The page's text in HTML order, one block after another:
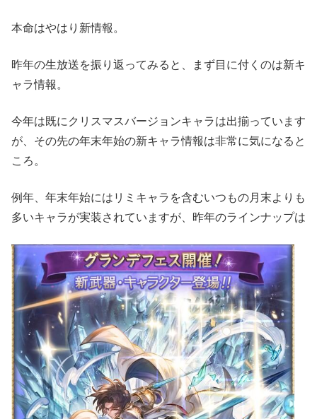
本命はやはり新情報。
昨年の生放送を振り返ってみると、まず目に付くのは新キ
ャラ情報。
今年は既にクリスマスバージョンキャラは出揃っています
が、その先の年末年始の新キャラ情報は非常に気になると
ころ。
例年、年末年始にはリミキャラを含むいつもの月末よりも
多いキャラが実装されていますが、昨年のラインナップは